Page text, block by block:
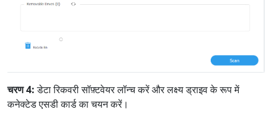
चरण 4:डेटा रिकवरी सॉफ़्टवेयर लॉन्च करें और लक्ष्य ड्राइव के रूप में
कनेक्टेड एसडी कार्ड का चयन करें।